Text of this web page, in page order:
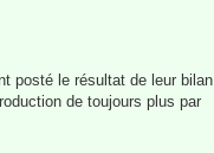
posté le résultat de leur bilan
de toujours plus par